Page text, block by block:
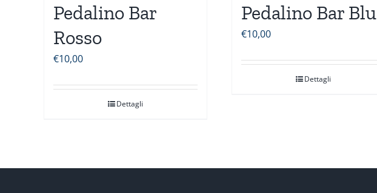
Pedalino Bar
Rosso
€10,00
Dettagli
Pedalino Bar Blu
€10,00
Dettagli